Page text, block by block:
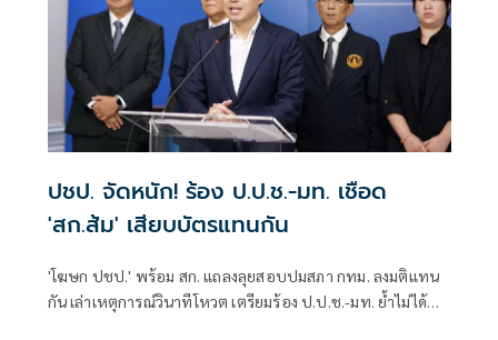
ปชป. จัดหนัก! ร้อง ป.ป.ช.-มท. เชือด
'สก.ส้ม' เสียบบัตรแทนกัน
'โฆษก ปชป.' พร้อม สก. แถลงลุยสอบปมสภา กทม. ลงมติแทน
กัน เล่าเหตุการณ์วินาทีโหวต เตรียมร้อง ป.ป.ช.-มท. ย้ำไม่ได้